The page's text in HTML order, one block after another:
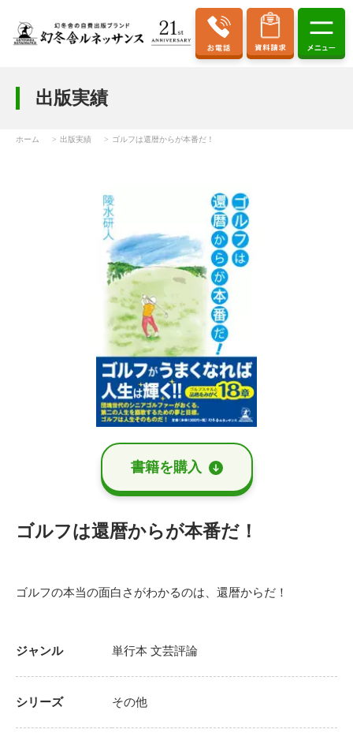
出版実績
ホーム 出版実績 ゴルフは還暦からが本番だ！
書籍を購⼊
ゴルフは還暦からが本番だ！
ゴルフの本当の面白さがわかるのは、還暦からだ！
ジャンル 単行本 文芸評論
シリーズ その他